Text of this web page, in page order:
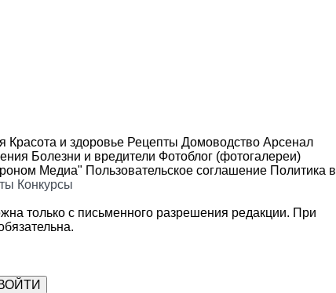
Красота и здоровье Рецепты Домоводство Арсенал
Болезни и вредители Фотоблог (фотогалереи)
Медиа" Пользовательское соглашение Политика в
Конкурсы
только с письменного разрешения редакции. При